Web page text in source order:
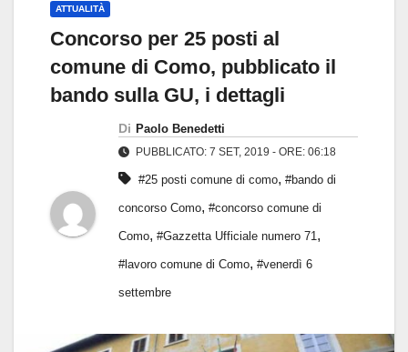
ATTUALITÀ
Concorso per 25 posti al
comune di Como, pubblicato il
bando sulla GU, i dettagli
Di Paolo Benedetti
PUBBLICATO: 7 SET, 2019 - ORE: 06:18
#25 posti comune di como, #bando di
concorso Como, #concorso comune di
Como, #Gazzetta Ufficiale numero 71,
#lavoro comune di Como, #venerdì 6
settembre